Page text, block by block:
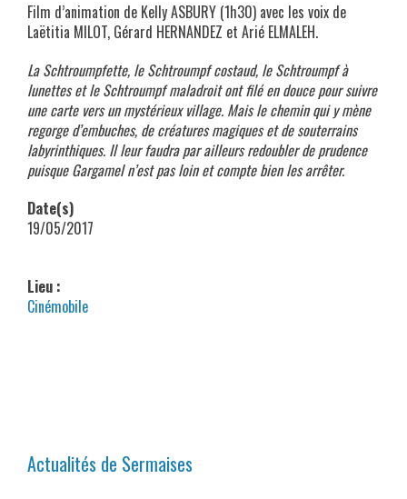
Film d’animation de Kelly ASBURY (1h30) avec les voix de
Laëtitia MILOT, Gérard HERNANDEZ et Arié ELMALEH.
La Schtroumpfette, le Schtroumpf costaud, le Schtroumpf à
lunettes et le Schtroumpf maladroit ont filé en douce pour suivre
une carte vers un mystérieux village. Mais le chemin qui y mène
regorge d’embuches, de créatures magiques et de souterrains
labyrinthiques. Il leur faudra par ailleurs redoubler de prudence
puisque Gargamel n’est pas loin et compte bien les arrêter.
Date(s)
19/05/2017
Lieu :
Cinémobile
Actualités de Sermaises